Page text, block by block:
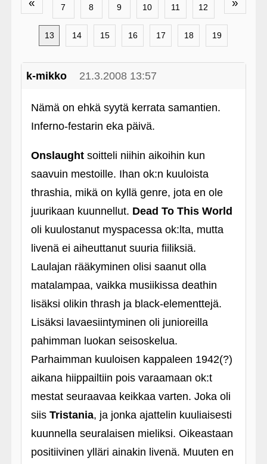
7 8 9 10 11 12
13 14 15 16 17 18 19
k-mikko 21.3.2008 13:57
Nämä on ehkä syytä kerrata samantien.
Inferno-festarin eka päivä.
Onslaughtsoitteli niihin aikoihin kun
saavuin mestoille. Ihan ok:n kuuloista
thrashia, mikä on kyllä genre, jota en ole
juurikaan kuunnellut. Dead To This World
oli kuulostanut myspacessa ok:lta, mutta
livenä ei aiheuttanut suuria fiiliksiä.
Laulajan rääkyminen olisi saanut olla
matalampaa, vaikka musiikissa deathin
lisäksi olikin thrash ja black-elementtejä.
Lisäksi lavaesiintyminen oli junioreilla
pahimman luokan seisoskelua.
Parhaimman kuuloisen kappaleen 1942(?)
aikana hiippailtiin pois varaamaan ok:t
mestat seuraavaa keikkaa varten. Joka oli
siis Tristania, ja jonka ajattelin kuuliaisesti
kuunnella seuralaisen mieliksi. Oikeastaan
positiivinen ylläri ainakin livenä. Muuten en